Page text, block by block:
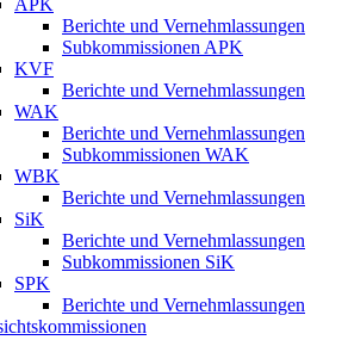
APK
Berichte und Vernehmlassungen
Subkommissionen APK
KVF
Berichte und Vernehmlassungen
WAK
Berichte und Vernehmlassungen
Subkommissionen WAK
WBK
Berichte und Vernehmlassungen
SiK
Berichte und Vernehmlassungen
Subkommissionen SiK
SPK
Berichte und Vernehmlassungen